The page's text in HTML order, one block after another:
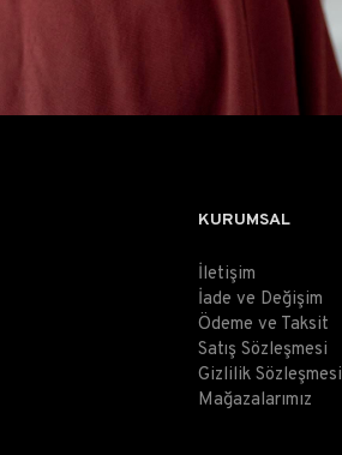
KURUMSAL
İletişim
İade ve Değişim
Ödeme ve Taksit
Satış Sözleşmesi
Gizlilik Sözleşmesi
Mağazalarımız